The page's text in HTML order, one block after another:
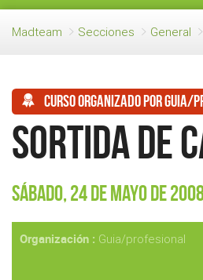
Madteam Secciones General
Curso organizado por guia/
SORTIDA DE
Sábado, 24 de Mayo de
Organización : Guia/profesional